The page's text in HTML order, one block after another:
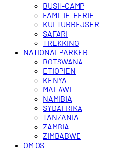
BUSH-CAMP
FAMILIE-FERIE
KULTURREJSER
SAFARI
TREKKING
NATIONALPARKER
BOTSWANA
ETIOPIEN
KENYA
MALAWI
NAMIBIA
SYDAFRIKA
TANZANIA
ZAMBIA
ZIMBABWE
OM OS